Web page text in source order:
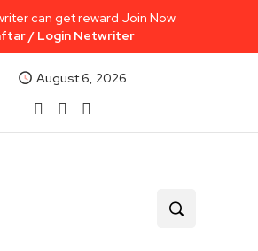
can get reward Join Now
/ Login Netwriter
August 6, 2026